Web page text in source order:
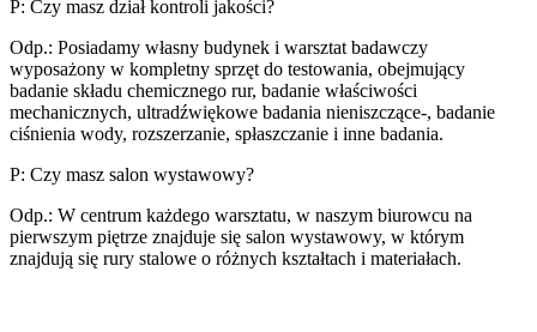
P: Czy masz dział kontroli jakości?
Odp.: Posiadamy własny budynek i warsztat badawczy
wyposażony w kompletny sprzęt do testowania, obejmujący
badanie składu chemicznego rur, badanie właściwości
mechanicznych, ultradźwiękowe badania nieniszczące-, badanie
ciśnienia wody, rozszerzanie, spłaszczanie i inne badania.
P: Czy masz salon wystawowy?
Odp.: W centrum każdego warsztatu, w naszym biurowcu na
pierwszym piętrze znajduje się salon wystawowy, w którym
znajdują się rury stalowe o różnych kształtach i materiałach.